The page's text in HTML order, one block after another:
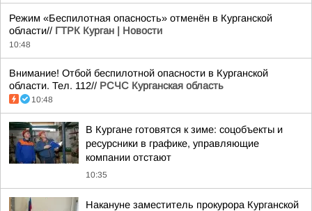
Режим «Беспилотная опасность» отменён в Курганской
области// ГТРК Курган | Новости
10:48
Внимание! Отбой беспилотной опасности в Курганской
области. Тел. 112// РСЧС Курганская область
10:48
В Кургане готовятся к зиме: соцобъекты и
ресурсники в графике, управляющие
компании отстают
10:35
Накануне заместитель прокурора Курганской